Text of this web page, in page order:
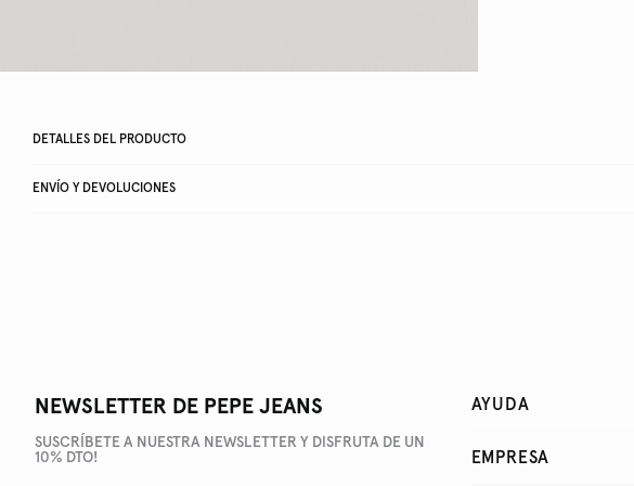
DETALLES DEL PRODUCTO
ENVÍO Y DEVOLUCIONES
NEWSLETTER DE PEPE JEANS
SUSCRÍBETE A NUESTRA NEWSLETTER Y DISFRUTA DE UN
10% DTO!
AYUDA
EMPRESA